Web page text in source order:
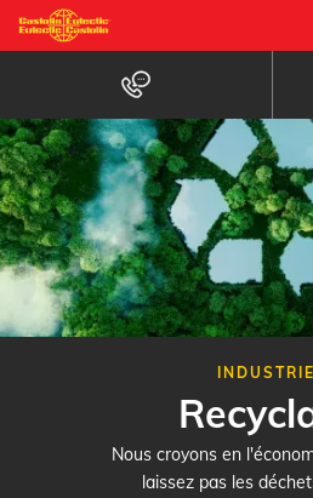
Aller
au
principal
Nous croyons en
laissez pas les